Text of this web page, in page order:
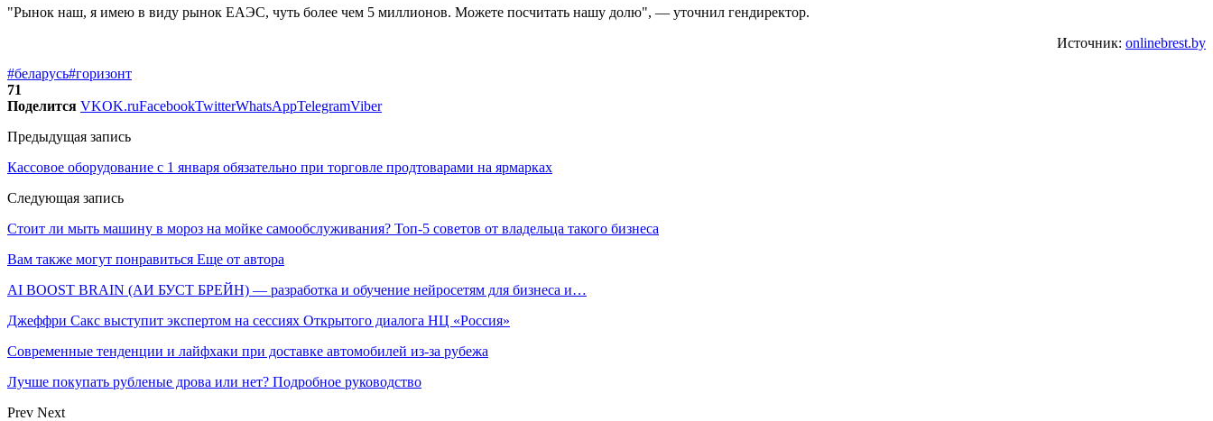
"Рынок наш, я имею в виду рынок ЕАЭС, чуть более чем 5 миллионов. Можете посчитать нашу долю", — уточнил гендиректор.
Источник: onlinebrest.by
#беларусь#горизонт
71
Поделится VKOK.ruFacebookTwitterWhatsAppTelegramViber
Предыдущая запись
Кассовое оборудование с 1 января обязательно при торговле продтоварами на ярмарках
Следующая запись
Стоит ли мыть машину в мороз на мойке самообслуживания? Топ-5 советов от владельца такого бизнеса
Вам также могут понравиться Еще от автора
AI BOOST BRAIN (АИ БУСТ БРЕЙН) — разработка и обучение нейросетям для бизнеса и…
Джеффри Сакс выступит экспертом на сессиях Открытого диалога НЦ «Россия»
Современные тенденции и лайфхаки при доставке автомобилей из-за рубежа
Лучше покупать рубленые дрова или нет? Подробное руководство
Prev Next